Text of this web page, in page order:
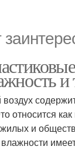
и
относится
жилых и